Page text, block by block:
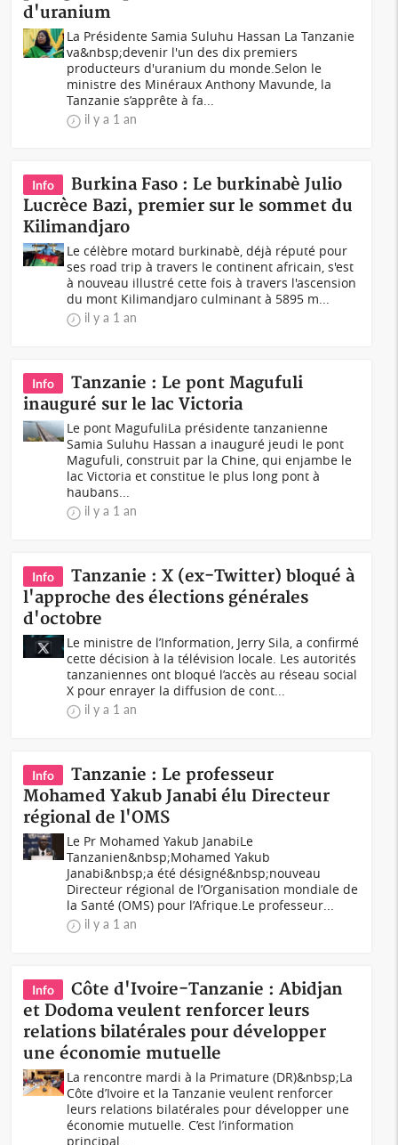
d'uranium
La Présidente Samia Suluhu Hassan La Tanzanie
va&nbsp;devenir l'un des dix premiers
producteurs d'uranium du monde.Selon le
ministre des Minéraux Anthony Mavunde, la
Tanzanie s’apprête à fa...
il y a 1 an
Info
Burkina Faso : Le burkinabè Julio
Lucrèce Bazi, premier sur le sommet du
Kilimandjaro
Le célèbre motard burkinabè, déjà réputé pour
ses road trip à travers le continent africain, s'est
à nouveau illustré cette fois à travers l'ascension
du mont Kilimandjaro culminant à 5895 m...
il y a 1 an
Info
Tanzanie : Le pont Magufuli
inauguré sur le lac Victoria
Le pont MagufuliLa présidente tanzanienne
Samia Suluhu Hassan a inauguré jeudi le pont
Magufuli, construit par la Chine, qui enjambe le
lac Victoria et constitue le plus long pont à
haubans...
il y a 1 an
Info
Tanzanie : X (ex-Twitter) bloqué à
l'approche des élections générales
d'octobre
Le ministre de l’Information, Jerry Sila, a confirmé
cette décision à la télévision locale. Les autorités
tanzaniennes ont bloqué l’accès au réseau social
X pour enrayer la diffusion de cont...
il y a 1 an
Info
Tanzanie : Le professeur
Mohamed Yakub Janabi élu Directeur
régional de l'OMS
Le Pr Mohamed Yakub JanabiLe
Tanzanien&nbsp;Mohamed Yakub
Janabi&nbsp;a été désigné&nbsp;nouveau
Directeur régional de l’Organisation mondiale de
la Santé (OMS) pour l’Afrique.Le professeur...
il y a 1 an
Info
Côte d'Ivoire-Tanzanie : Abidjan
et Dodoma veulent renforcer leurs
relations bilatérales pour développer
une économie mutuelle
La rencontre mardi à la Primature (DR)&nbsp;La
Côte d’Ivoire et la Tanzanie veulent renforcer
leurs relations bilatérales pour développer une
économie mutuelle. C’est l’information
principal...